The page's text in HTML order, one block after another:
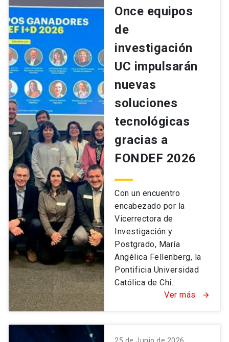
Once equipos
de
investigación
UC impulsarán
nuevas
soluciones
tecnológicas
gracias a
FONDEF 2026
Con un encuentro
encabezado por la
Vicerrectora de
Investigación y
Postgrado, María
Angélica Fellenberg, la
Pontificia Universidad
Católica de Chi...
Ver más
arrow_forward